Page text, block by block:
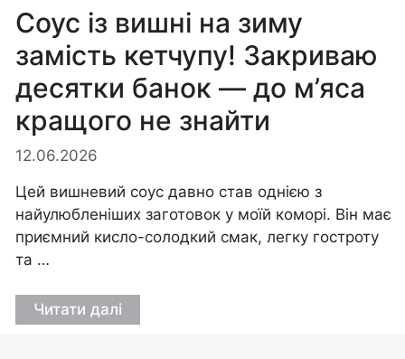
Соус із вишні на зиму
замість кетчупу! Закриваю
десятки банок — до м’яса
кращого не знайти
12.06.2026
Цей вишневий соус давно став однією з
найулюбленіших заготовок у моїй коморі. Він має
приємний кисло-солодкий смак, легку гостроту
та …
Читати далі